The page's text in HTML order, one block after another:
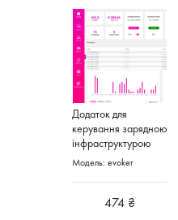
Додаток для
керування зарядною
інфраструктурою
Модель: evoker
474 ₴